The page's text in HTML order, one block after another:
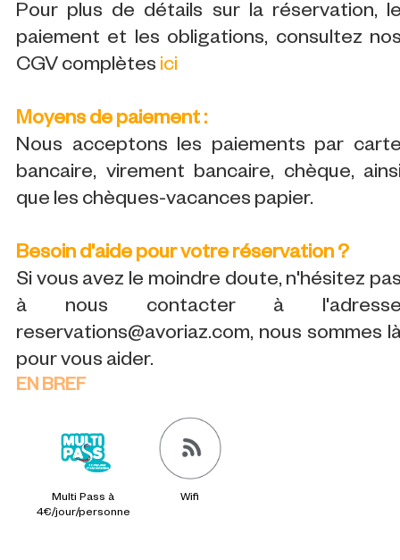
Pour plus de détails sur la réservation,
paiement et les obligations, consultez
CGV complètes ici
Moyens de paiement :
Nous acceptons les paiements par
bancaire, virement bancaire, chèque,
que les chèques-vacances papier.
Besoin d'aide pour votre réservation ?
Si vous avez le moindre doute, n'hésitez
à nous contacter à
reservations@avoriaz.com, nous sommes
pour vous aider.
EN BREF
Multi Pass à
4€/jour/personne
Wifi